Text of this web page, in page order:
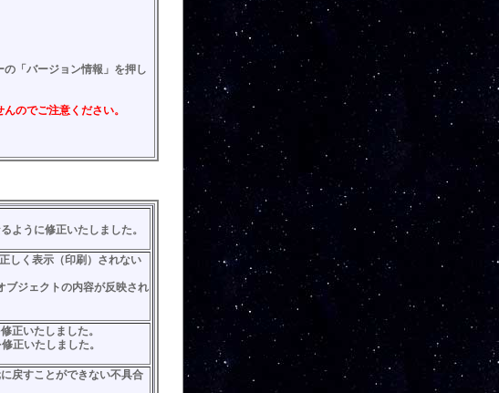
「バージョン情報」を押し
のでご注意ください。
ように修正いたしました。
しく表示（印刷）されない
ブジェクトの内容が反映され
正いたしました。
正いたしました。
戻すことができない不具合